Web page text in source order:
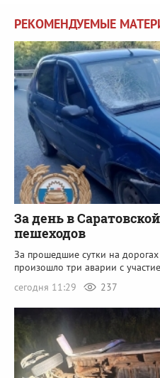
РЕКОМЕНДУЕМЫЕ
За день в
пешеходов
За прошедшие сутки на
произошло три аварии с
сегодня 11:29
237